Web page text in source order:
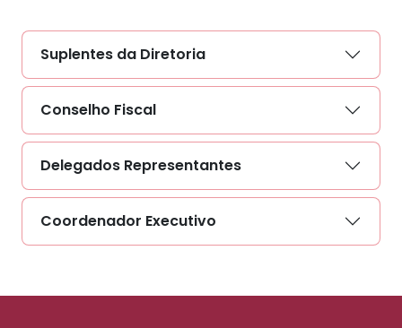
Suplentes da Diretoria
Conselho Fiscal
Delegados Representantes
Coordenador Executivo